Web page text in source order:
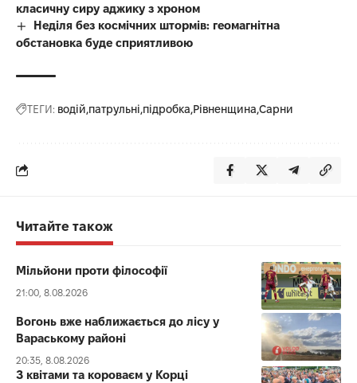
класичну сиру аджику з хроном
Неділя без космічних штормів: геомагнітна
обстановка буде сприятливою
ТЕГИ: водій патрульні підробка Рівненщина Сарни
Читайте також
Мільйони проти філософії
21:00, 8.08.2026
Вогонь вже наближається до лісу у
Вараському районі
20:35, 8.08.2026
З квітами та короваєм у Корці